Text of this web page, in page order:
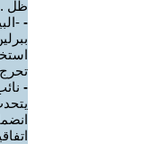
ظل
-
-
تحرج
-